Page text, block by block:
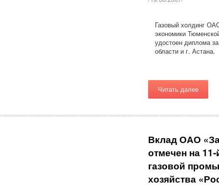
Газовый холдинг
экономики
удостоен диплома
области и г. Астана.
Читать далее
Вклад ОАО
отмечен на
газовой
хозяйства